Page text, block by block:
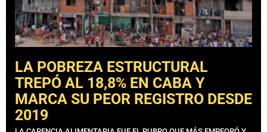
LA POBREZA ESTRUCTURAL
TREPÓ AL 18,8% EN CABA Y
MARCA SU PEOR REGISTRO DESDE
2019